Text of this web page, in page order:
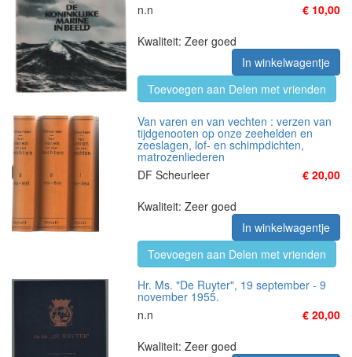
n.n
€ 10,00
Kwaliteit: Zeer goed
In winkelwagentje
Toevoegen aan Delen met vrienden
Van varen en van vechten : verzen van
tijdgenooten op onze zeehelden en
zeeslagen, lof- en schimpdichten,
matrozenliederen
DF Scheurleer
€ 20,00
Kwaliteit: Zeer goed
In winkelwagentje
Toevoegen aan Delen met vrienden
Hr. Ms. "De Ruyter", 19 september - 9
november 1955.
n.n
€ 20,00
Kwaliteit: Zeer goed